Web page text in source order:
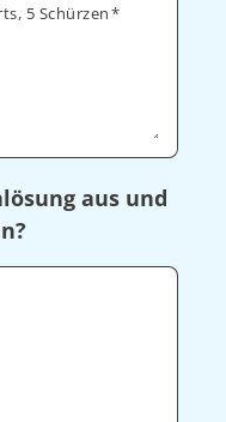
5 Schürzen
aus und